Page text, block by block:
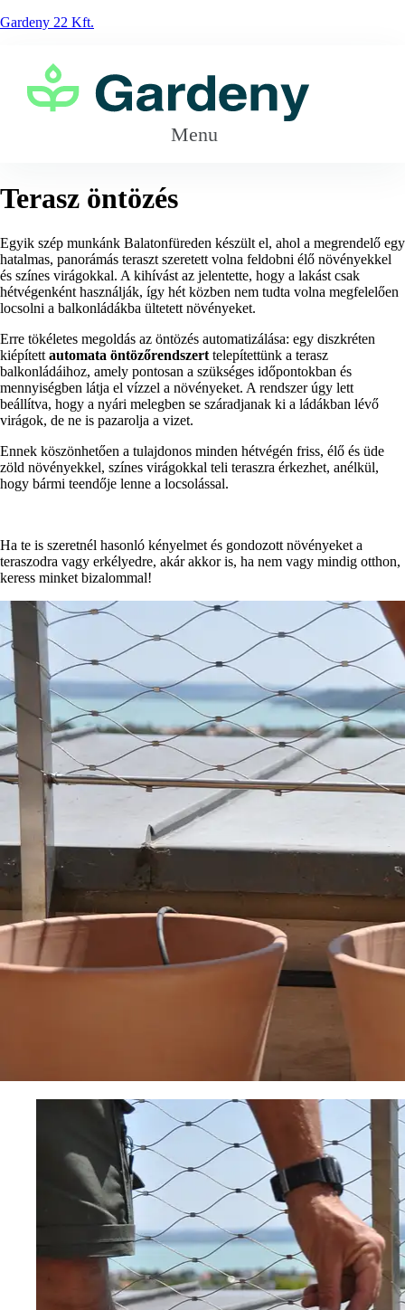
Gardeny 22 Kft.
Menu
Terasz öntözés
Egyik szép munkánk Balatonfüreden készült el, ahol a megrendelő egy
hatalmas, panorámás teraszt szeretett volna feldobni élő növényekkel
és színes virágokkal. A kihívást az jelentette, hogy a lakást csak
hétvégenként használják, így hét közben nem tudta volna megfelelően
locsolni a balkonládákba ültetett növényeket.
Erre tökéletes megoldás az öntözés automatizálása: egy diszkréten
kiépített automata öntözőrendszert telepítettünk a terasz
balkonládáihoz, amely pontosan a szükséges időpontokban és
mennyiségben látja el vízzel a növényeket. A rendszer úgy lett
beállítva, hogy a nyári melegben se száradjanak ki a ládákban lévő
virágok, de ne is pazarolja a vizet.
Ennek köszönhetően a tulajdonos minden hétvégén friss, élő és üde
zöld növényekkel, színes virágokkal teli teraszra érkezhet, anélkül,
hogy bármi teendője lenne a locsolással.
Ha te is szeretnél hasonló kényelmet és gondozott növényeket a
teraszodra vagy erkélyedre, akár akkor is, ha nem vagy mindig otthon,
keress minket bizalommal!